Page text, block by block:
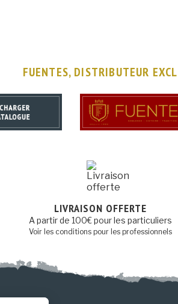
FUENTES, DISTRIBUTEUR
LIVRAISON OFFERTE
A partir de 100€ pour les particuliers
Voir les conditions pour les professionnels